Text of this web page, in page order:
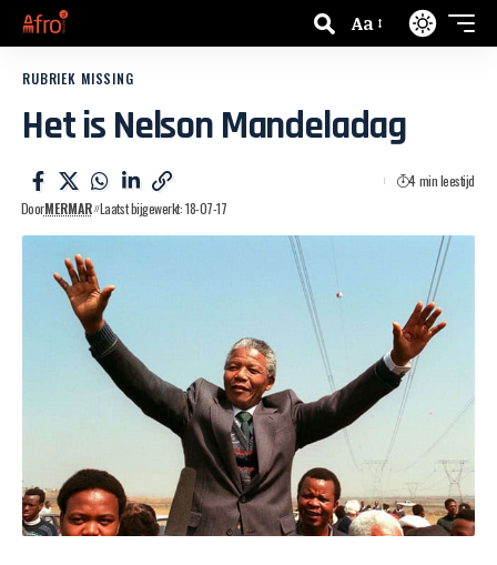
Aa
RUBRIEK MISSING
Het is Nelson Mandeladag
DoorMERMAR Laatst bijgewerkt: 18-07-17
4 min leestijd